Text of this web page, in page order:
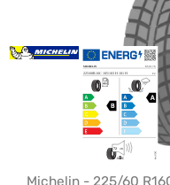
Michelin - 225/60